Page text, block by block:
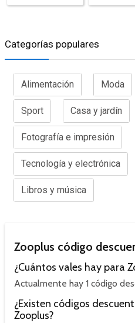
Categorías populares
Alimentación Moda
Sport Casa y jardín
Fotografía e impresión
Tecnología y electrónica
Libros y música
Zooplus código
¿Cuántos vales hay para
Actualmente hay 1 código
¿Existen códigos
Zooplus?